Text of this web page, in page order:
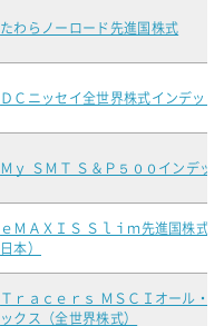
たわらノーロード先進国株式
ＤＣニッセイ全世界株式インデック
Ｍｙ ＳＭＴ Ｓ＆Ｐ５００インデッ
ｅＭＡＸＩＳ Ｓｌｉｍ先進国株式
日本）
Ｔｒａｃｅｒｓ ＭＳＣＩオール・
ックス（全世界株式）